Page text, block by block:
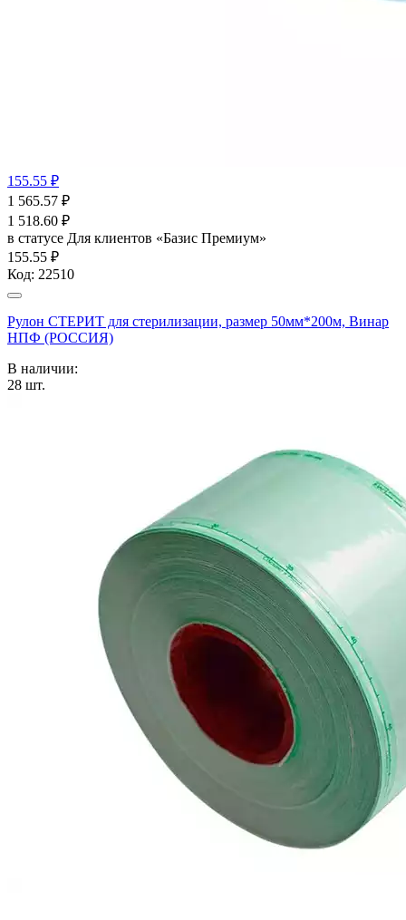
155.55 ₽
1 565.57 ₽
1 518.60 ₽
в статусе Для клиентов «Базис Премиум»
155.55 ₽
Код: 22510
Рулон СТЕРИТ для стерилизации, размер 50мм*200м, Винар
НПФ (РОССИЯ)
В наличии:
28 шт.